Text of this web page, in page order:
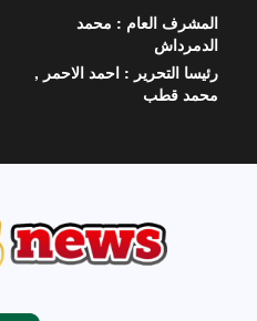
المحتوى
المشرف العام : محمد
الدمرداش
رئيسا التحرير : احمد الاحمر ,
محمد قطب